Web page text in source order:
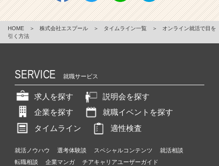
HOME ＞ 株式会社エスプール ＞ タイムライン一覧 ＞
オンライン就活で目を
引く方法
SERVICE 就職サービス
求人を探す
説明会を探す
企業を探す
就職イベントを探す
タイムライン
適性検査
就活ノウハウ 選考体験談 スペシャルコンテンツ
就活相談
転職相談
企業マンガ チアキャリアユーザーガイド